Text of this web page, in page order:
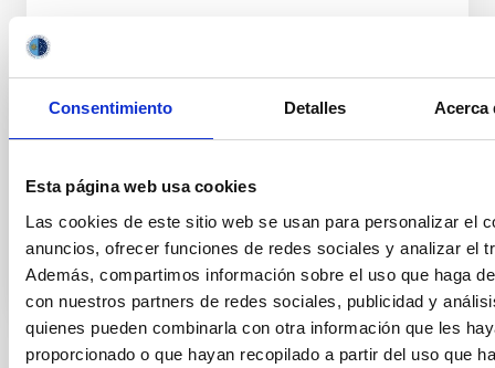
Consentimiento Detalles Acerca
Esta página web usa cookies
Las cookies de este sitio web se usan para personalizar el
anuncios, ofrecer funciones de redes sociales y analizar el
Además, compartimos información sobre el uso que haga
con nuestros partners de redes sociales, publicidad y
quienes pueden combinarla con otra información que les
proporcionado o que hayan recopilado a partir del uso que
está integrado por el IAC, por las numerosas
instituciones científicas de todo el mundo que operan